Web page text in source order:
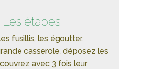
Les étapes
fusillis, les égoutter.
casserole, déposez les
avec 3 fois leur